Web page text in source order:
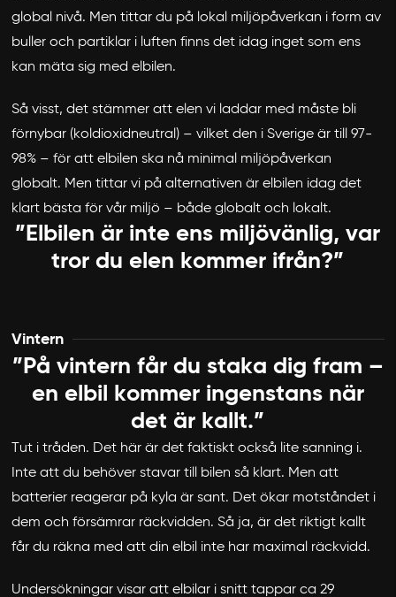
global nivå. Men tittar du på lokal miljöpåverkan i form av
buller och partiklar i luften finns det idag inget som ens
kan mäta sig med elbilen.
Så visst, det stämmer att elen vi laddar med måste bli
förnybar (koldioxidneutral) – vilket den i Sverige är till 97-
98% – för att elbilen ska nå minimal miljöpåverkan
globalt. Men tittar vi på alternativen är elbilen idag det
klart bästa för vår miljö – både globalt och lokalt.
”Elbilen är inte ens miljövänlig, var
tror du elen kommer ifrån?”
Vintern
”På vintern får du staka dig fram –
en elbil kommer ingenstans när
det är kallt.”
Tut i tråden. Det här är det faktiskt också lite sanning i.
Inte att du behöver stavar till bilen så klart. Men att
batterier reagerar på kyla är sant. Det ökar motståndet i
dem och försämrar räckvidden. Så ja, är det riktigt kallt
får du räkna med att din elbil inte har maximal räckvidd.
Undersökningar visar att elbilar i snitt tappar ca 29